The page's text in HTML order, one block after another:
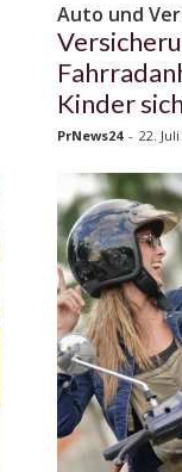
Auto und
Kinder
PrNews24 - 22.